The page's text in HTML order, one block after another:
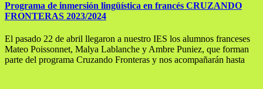
Programa de inmersión lingüística en francés CRUZANDO
FRONTERAS 2023/2024
El pasado 22 de abril llegaron a nuestro IES los alumnos franceses
Mateo Poissonnet, Malya Lablanche y Ambre Puniez, que forman
parte del programa Cruzando Fronteras y nos acompañarán hasta